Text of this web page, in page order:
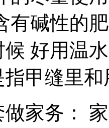
有碱性的
好用温
甲缝里
务： 家